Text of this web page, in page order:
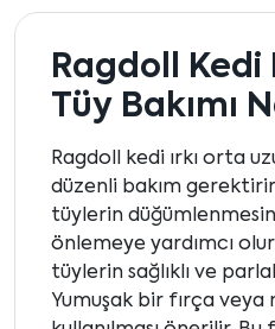
Ragdoll Kedi
Tüy Bakımı
Ragdoll kedi ırkı orta
düzenli bakım
tüylerin
önlemeye yardımcı
tüylerin sağlıklı ve
Yumuşak bir fırça